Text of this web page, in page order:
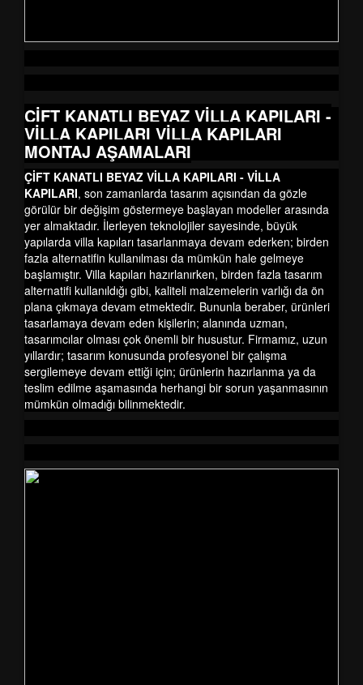
ÇİFT KANATLI BEYAZ VİLLA KAPILARI -
VİLLA KAPILARI VİLLA KAPILARI
MONTAJ AŞAMALARI
ÇİFT KANATLI BEYAZ VİLLA KAPILARI - VİLLA
KAPILARI, son zamanlarda tasarım açısından da gözle
görülür bir değişim göstermeye başlayan modeller arasında
yer almaktadır. İlerleyen teknolojiler sayesinde, büyük
yapılarda villa kapıları tasarlanmaya devam ederken; birden
fazla alternatifin kullanılması da mümkün hale gelmeye
başlamıştır. Villa kapıları hazırlanırken, birden fazla tasarım
alternatifi kullanıldığı gibi, kaliteli malzemelerin varlığı da ön
plana çıkmaya devam etmektedir. Bununla beraber, ürünleri
tasarlamaya devam eden kişilerin; alanında uzman,
tasarımcılar olması çok önemli bir husustur. Firmamız, uzun
yıllardır; tasarım konusunda profesyonel bir çalışma
sergilemeye devam ettiği için; ürünlerin hazırlanma ya da
teslim edilme aşamasında herhangi bir sorun yaşanmasının
mümkün olmadığı bilinmektedir.